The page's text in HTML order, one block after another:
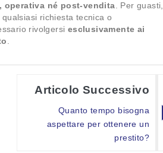
operativa né post-vendita. Per guasti,
richiesta tecnica o
rivolgersi esclusivamente ai
.
Articolo Successivo
Quanto tempo bisogna
aspettare per ottenere un
prestito?